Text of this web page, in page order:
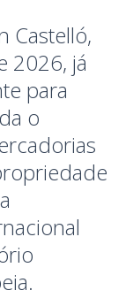
Castelló,
2026, já
para
o